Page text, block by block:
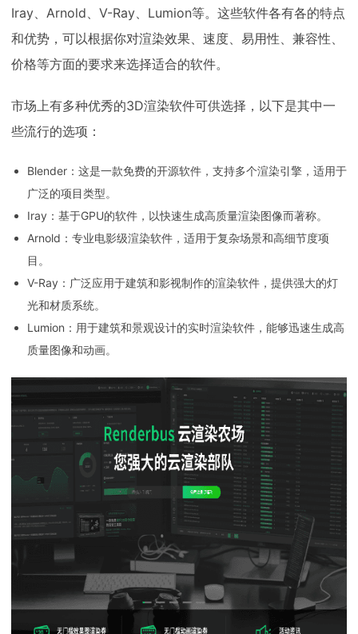
Iray、Arnold、V-Ray、Lumion等。这些软件各有各的特点
和优势，可以根据你对渲染效果、速度、易用性、兼容性、
价格等方面的要求来选择适合的软件。
市场上有多种优秀的3D渲染软件可供选择，以下是其中一
些流行的选项：
Blender：这是一款免费的开源软件，支持多个渲染引擎，适用于
广泛的项目类型。
Iray：基于GPU的软件，以快速生成高质量渲染图像而著称。
Arnold：专业电影级渲染软件，适用于复杂场景和高细节度项
目。
V-Ray：广泛应用于建筑和影视制作的渲染软件，提供强大的灯
光和材质系统。
Lumion：用于建筑和景观设计的实时渲染软件，能够迅速生成高
质量图像和动画。